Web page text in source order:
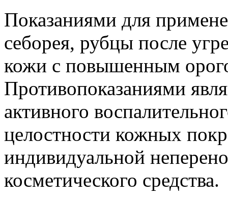
Показаниями для
себорея, рубцы после
кожи с повышенным
Противопоказаниями
активного
целостности кожных
индивидуальной
косметического средства.